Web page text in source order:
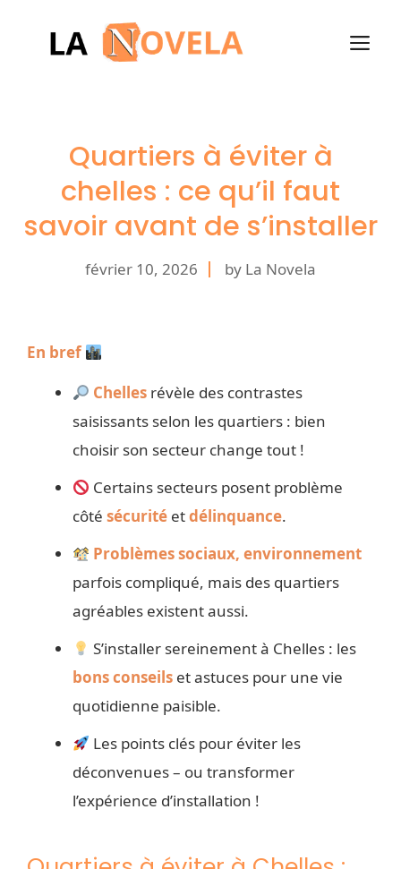
contenu
Quartiers à éviter à
chelles : ce qu’il faut
savoir avant de s’installer
février 10, 2026 by La Novela
En bref
Chelles révèle des contrastes
saisissants selon les quartiers : bien
choisir son secteur change tout !
Certains secteurs posent problème
côté sécurité etdélinquance.
Problèmes sociaux, environnement
parfois compliqué, mais des quartiers
agréables existent aussi.
S’installer sereinement à Chelles : les
bons conseils et astuces pour une vie
quotidienne paisible.
Les points clés pour éviter les
déconvenues – ou transformer
l’expérience d’installation !